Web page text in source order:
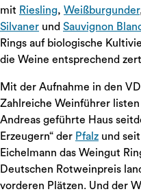
mit Riesling, Weißburgunder
Silvaner und Sauvignon
Rings auf biologische
die Weine entsprechend
Mit der Aufnahme in den
Zahlreiche Weinführer
Andreas geführte Haus
Erzeugern“ der Pfalz und
Eichelmann das Weingut
Deutschen Rotweinpreis
vorderen Plätzen. Und der